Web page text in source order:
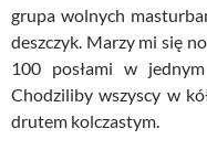
grupa wolnych
deszczyk. Marzy mi się
100 posłami w
Chodziliby wszyscy w
drutem kolczastym.